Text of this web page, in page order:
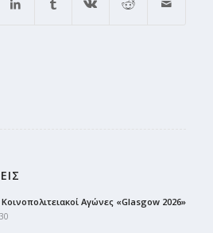
Αγώνες «Glasgow 2026»